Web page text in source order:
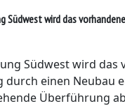
wird das
Südwest wird
einen Neubau
Überführung